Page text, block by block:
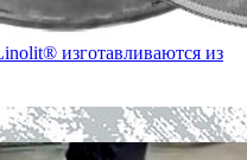
изготавливаются из